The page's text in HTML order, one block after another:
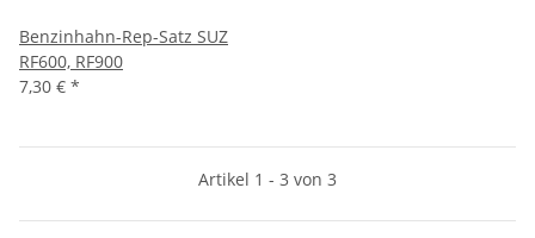
Benzinhahn-Rep-Satz SUZ
RF600, RF900
7,30 € *
Artikel 1 - 3 von 3